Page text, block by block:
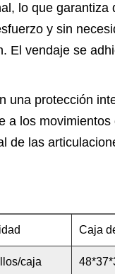
lo que
y sin
El vendaje se
una protección
a los
de las
Caja
caja